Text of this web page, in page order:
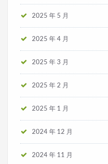
2025 年 5 月
2025 年 4 月
2025 年 3 月
2025 年 2 月
2025 年 1 月
2024 年 12 月
2024 年 11 月